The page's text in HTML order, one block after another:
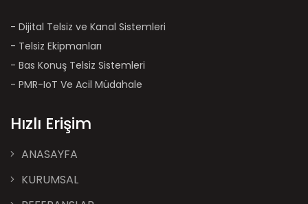
- Dijital Telsiz ve Kanal Sistemleri
- Telsiz Ekipmanları
- Bas Konuş Telsiz Sistemleri
- PMR-IoT Ve Acil Müdahale
Hızlı Erişim
ANASAYFA
KURUMSAL